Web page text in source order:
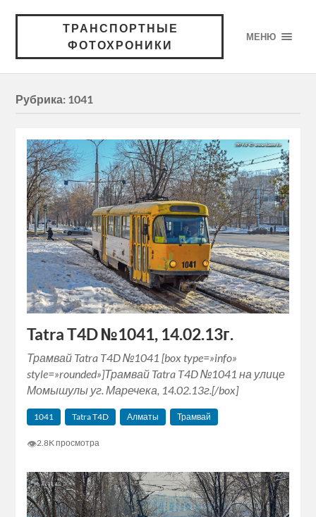
ТРАНСПОРТНЫЕ
ФОТОХРОНИКИ
МЕНЮ
Рубрика: 1041
Tatra T4D №1041, 14.02.13г.
Трамвай Tatra T4D №1041 [box type=»info»
style=»rounded»]Трамвай Tatra T4D №1041 на улице
Момышулы уг. Маречека, 14.02.13г.[/box]
1041 Tatra T4D Алматы Трамвай
👁2.8K просмотра